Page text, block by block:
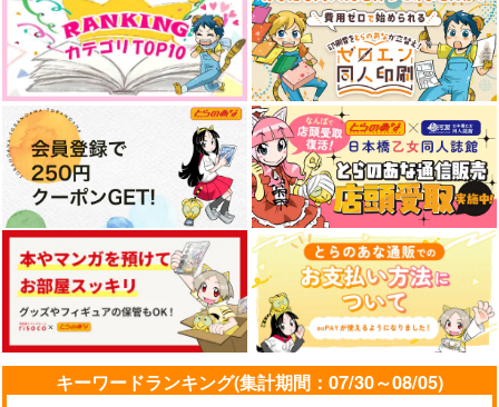
キーワードランキング(集計期間：07/30～08/05)